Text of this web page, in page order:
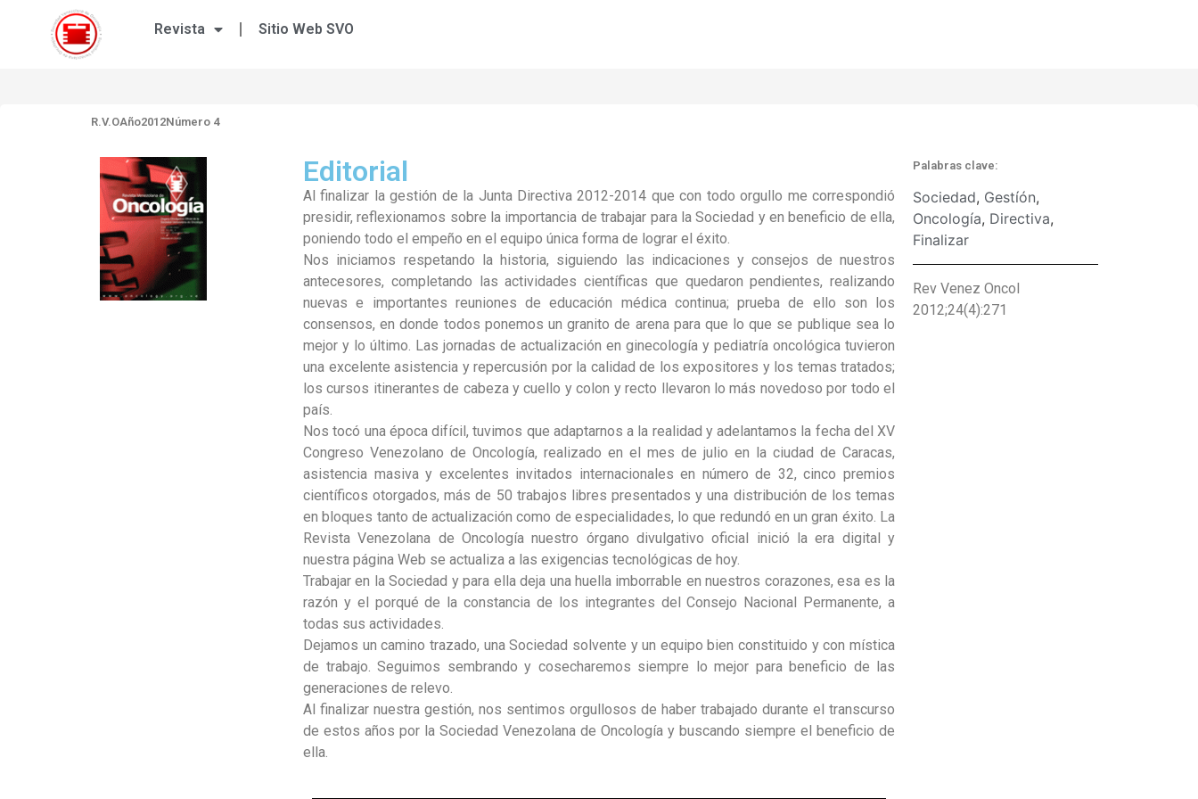
Revista Sitio Web SVO
R.V.OAño2012Número 4
Editorial
Al finalizar la gestión de la Junta Directiva 2012-2014 que con todo orgullo me correspondió
presidir, reflexionamos sobre la importancia de trabajar para la Sociedad y en beneficio de ella,
poniendo todo el empeño en el equipo única forma de lograr el éxito.
Nos iniciamos respetando la historia, siguiendo las indicaciones y consejos de nuestros
antecesores, completando las actividades científicas que quedaron pendientes, realizando
nuevas e importantes reuniones de educación médica continua; prueba de ello son los
consensos, en donde todos ponemos un granito de arena para que lo que se publique sea lo
mejor y lo último. Las jornadas de actualización en ginecología y pediatría oncológica tuvieron
una excelente asistencia y repercusión por la calidad de los expositores y los temas tratados;
los cursos itinerantes de cabeza y cuello y colon y recto llevaron lo más novedoso por todo el
país.
Nos tocó una época difícil, tuvimos que adaptarnos a la realidad y adelantamos la fecha del XV
Congreso Venezolano de Oncología, realizado en el mes de julio en la ciudad de Caracas,
asistencia masiva y excelentes invitados internacionales en número de 32, cinco premios
científicos otorgados, más de 50 trabajos libres presentados y una distribución de los temas
en bloques tanto de actualización como de especialidades, lo que redundó en un gran éxito. La
Revista Venezolana de Oncología nuestro órgano divulgativo oficial inició la era digital y
nuestra página Web se actualiza a las exigencias tecnológicas de hoy.
Trabajar en la Sociedad y para ella deja una huella imborrable en nuestros corazones, esa es la
razón y el porqué de la constancia de los integrantes del Consejo Nacional Permanente, a
todas sus actividades.
Dejamos un camino trazado, una Sociedad solvente y un equipo bien constituido y con mística
de trabajo. Seguimos sembrando y cosecharemos siempre lo mejor para beneficio de las
generaciones de relevo.
Al finalizar nuestra gestión, nos sentimos orgullosos de haber trabajado durante el transcurso
de estos años por la Sociedad Venezolana de Oncología y buscando siempre el beneficio de
ella.
Palabras clave:
Sociedad, Gestíón,
Oncología, Directiva,
Finalizar
Rev Venez Oncol
2012;24(4):271